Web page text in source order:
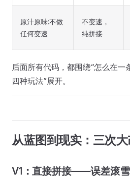
原汁原味:不做
任何变速
不变速，
纯拼接
后面所有代码，都围绕“怎么在一
四种玩法”展开。
从蓝图到现实：三次
V1：直接拼接——误差滚